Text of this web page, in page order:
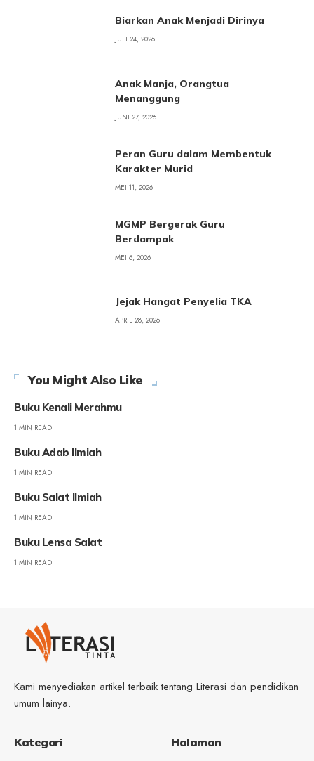
Biarkan Anak Menjadi Dirinya
JULI 24, 2026
Anak Manja, Orangtua
Menanggung
JUNI 27, 2026
Peran Guru dalam Membentuk
Karakter Murid
MEI 11, 2026
MGMP Bergerak Guru
Berdampak
MEI 6, 2026
Jejak Hangat Penyelia TKA
APRIL 28, 2026
You Might Also Like
Buku Kenali Merahmu
1 MIN READ
Buku Adab Ilmiah
1 MIN READ
Buku Salat Ilmiah
1 MIN READ
Buku Lensa Salat
1 MIN READ
Kami menyediakan artikel terbaik tentang Literasi dan pendidikan
umum lainya.
Kategori Halaman